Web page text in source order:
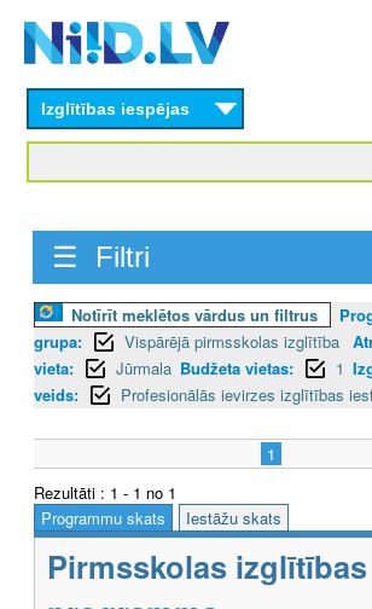
content
Izglītības iespējas
☰ Filtri
Notīrīt meklētos vārdus un filtrus
grupa:
Vispārējā pirmsskolas izglītība
vieta:
Jūrmala Budžeta vietas: 1
veids:
Profesionālās ievirzes izglītības
1
Rezultāti : 1 - 1 no 1
Programmu skats
Iestāžu skats
Pirmsskolas izglītības